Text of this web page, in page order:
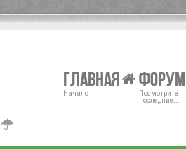
Главная
Начало
Форум
Посмотрите
последние...